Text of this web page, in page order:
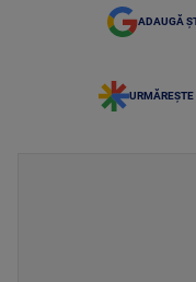
ADAUGĂ
URMĂREȘTE